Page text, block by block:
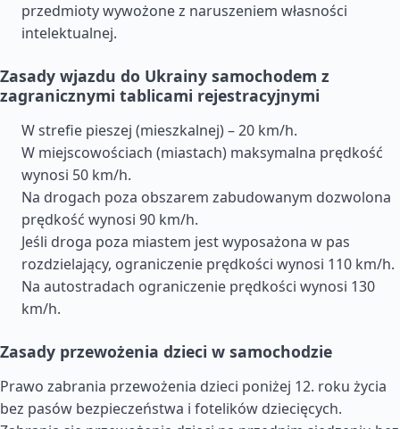
przedmioty wywożone z naruszeniem własności
intelektualnej.
Zasady wjazdu do Ukrainy samochodem z
zagranicznymi tablicami rejestracyjnymi
W strefie pieszej (mieszkalnej) – 20 km/h.
W miejscowościach (miastach) maksymalna prędkość
wynosi 50 km/h.
Na drogach poza obszarem zabudowanym dozwolona
prędkość wynosi 90 km/h.
Jeśli droga poza miastem jest wyposażona w pas
rozdzielający, ograniczenie prędkości wynosi 110 km/h.
Na autostradach ograniczenie prędkości wynosi 130
km/h.
Zasady przewożenia dzieci w samochodzie
Prawo zabrania przewożenia dzieci poniżej 12. roku życia
bez pasów bezpieczeństwa i fotelików dziecięcych.